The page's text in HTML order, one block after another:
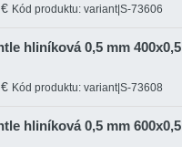
Kód produktu: variant|S-73606
hliníková 0,5 mm 400x0,5
Kód produktu: variant|S-73608
hliníková 0,5 mm 600x0,5